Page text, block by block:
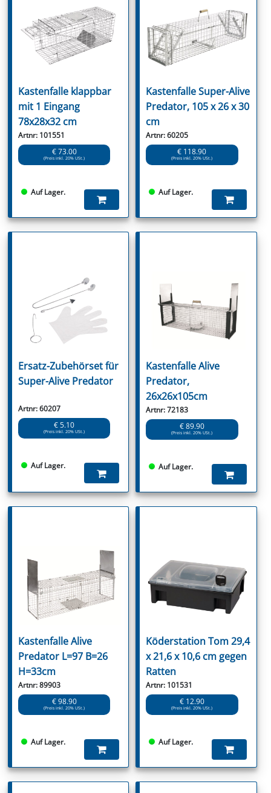
Kastenfalle klappbar
mit 1 Eingang
78x28x32 cm
Artnr: 101551
€ 73.00
(Preis inkl. 20% USt.)
Auf Lager.
Kastenfalle Super-Alive
Predator, 105 x 26 x 30
cm
Artnr: 60205
€ 118.90
(Preis inkl. 20% USt.)
Auf Lager.
Ersatz-Zubehörset für
Super-Alive Predator
Artnr: 60207
€ 5.10
(Preis inkl. 20% USt.)
Auf Lager.
Kastenfalle Alive
Predator,
26x26x105cm
Artnr: 72183
€ 89.90
(Preis inkl. 20% USt.)
Auf Lager.
Kastenfalle Alive
Predator L=97 B=26
H=33cm
Artnr: 89903
€ 98.90
(Preis inkl. 20% USt.)
Auf Lager.
Köderstation Tom 29,4
x 21,6 x 10,6 cm gegen
Ratten
Artnr: 101531
€ 12.90
(Preis inkl. 20% USt.)
Auf Lager.